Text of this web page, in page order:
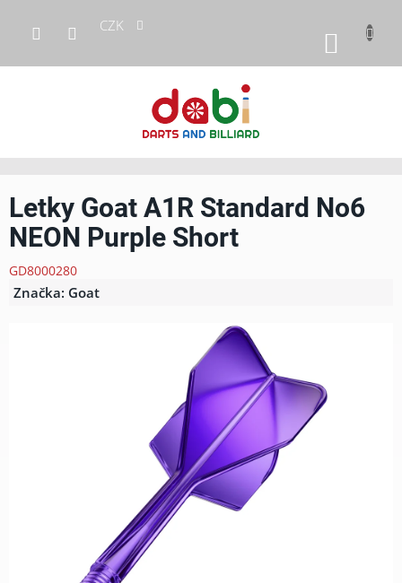
obsah
CZK
KOŠÍK
Letky Goat A1R Standard No6
NEON Purple Short
GD8000280
Značka: Goat